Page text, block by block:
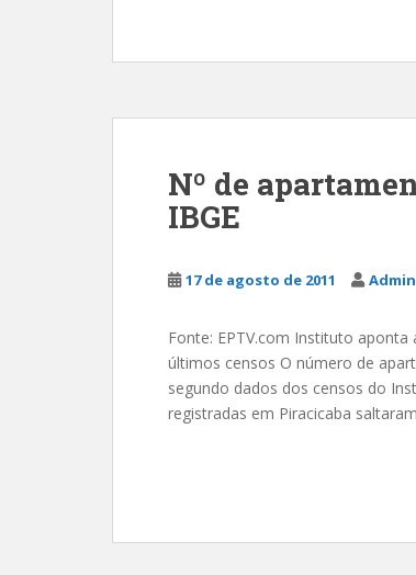
Nº de
IBGE
17 de agosto de 2011
Fonte: EPTV.com Instituto
últimos censos O número de
segundo dados dos censos do
registradas em Piracicaba